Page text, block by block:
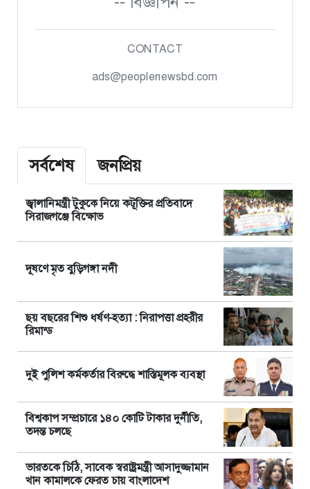
CONTACT
ads@peoplenewsbd.com
সর্বশেষ জনপ্রিয়
জ্বালানিমন্ত্রী টুকুকে নিয়ে কটূক্তির প্রতিবাদে
সিরাজগঞ্জে বিক্ষোভ
দূষণে মৃত বুড়িগঙ্গা নদী
ছয় বছরের শিশু ধর্ষণ-হত্যা : নিরাপত্তা প্রহরীর
রিমান্ড
দুই পুলিশ কর্মকর্তার বিরুদ্ধে শাস্তিমূলক ব্যবস্থা
বিশ্বকাপ সম্প্রচারে ১৪০ কোটি টাকার দুর্নীতি,
তদন্ত চলছে
ভারতকে চিঠি, সাবেক স্বরাষ্ট্রমন্ত্রী আসাদুজ্জামান
খান কামালকে ফেরত চায় বাংলাদেশ